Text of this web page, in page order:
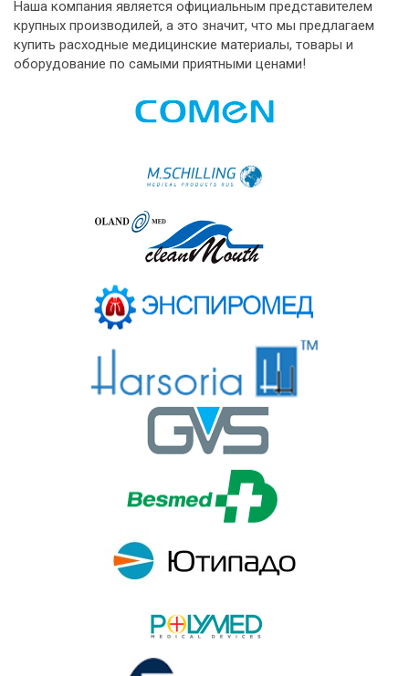
Наша компания является официальным представителем
крупных производилей, а это значит, что мы предлагаем
купить расходные медицинские материалы, товары и
оборудование по самыми приятными ценами!